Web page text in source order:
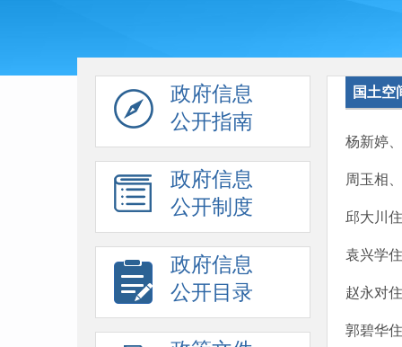
政府信息
公开指南
政府信息
公开制度
政府信息
公开目录
国土空
杨新婷
周玉相
邱大川
袁兴学
赵永对
郭碧华